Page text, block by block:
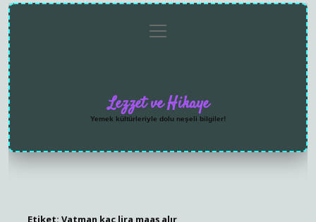
menüyü
aç
Lezzet ve Hikaye
Yemek kültürleriyle dolu neşeli bilgiler!
Etiket: Vatman kaç lira maaş alır